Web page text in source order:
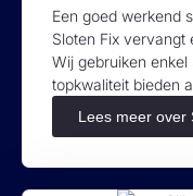
Een goed werkend
Sloten Fix vervangt
Wij gebruiken
topkwaliteit bieden
Lees meer over